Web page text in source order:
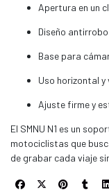
Apertura en un
Diseño
Base para
Uso horizontal y
Ajuste firme y
El SMNU N1 es un
motociclistas que
de grabar cada viaje